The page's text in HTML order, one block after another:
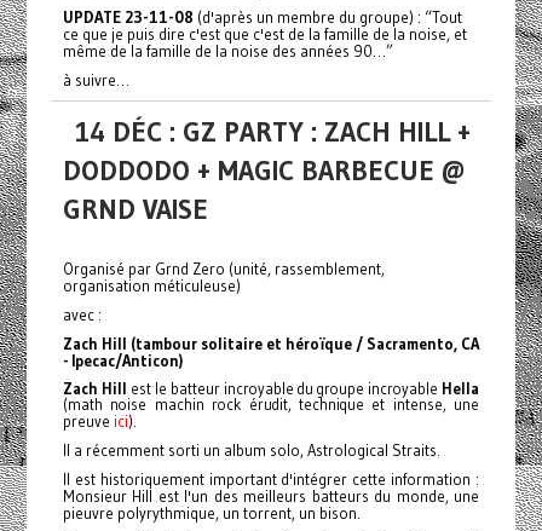
UPDATE 23-11-08 (d'après un membre du groupe) : “Tout
ce que je puis dire c'est que c'est de la famille de la noise, et
même de la famille de la noise des années 90…”
à suivre…
14 DÉC : GZ PARTY : ZACH HILL +
DODDODO + MAGIC BARBECUE @
GRND VAISE
Organisé par Grnd Zero (unité, rassemblement,
organisation méticuleuse)
avec :
Zach Hill (tambour solitaire et héroïque / Sacramento, CA
- Ipecac/Anticon)
Zach Hill est le batteur incroyable du groupe incroyable Hella
(math noise machin rock érudit, technique et intense, une
preuve ici).
Il a récemment sorti un album solo, Astrological Straits.
Il est historiquement important d'intégrer cette information :
Monsieur Hill est l'un des meilleurs batteurs du monde, une
pieuvre polyrythmique, un torrent, un bison.